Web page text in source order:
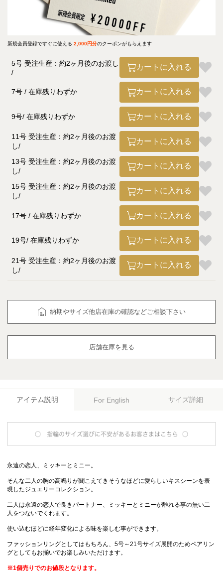
新規会員登録ですぐに使える 2,000円分のクーポンがもらえます
5号 受注生産：約2ヶ月後のお渡し カートに入れる
7号 在庫残りわずか カートに入れる
9号 在庫残りわずか カートに入れる
11号 受注生産：約2ヶ月後のお渡
し
カートに入れる
13号 受注生産：約2ヶ月後のお渡
し
カートに入れる
15号 受注生産：約2ヶ月後のお渡
し
カートに入れる
17号 在庫残りわずか カートに入れる
19号 在庫残りわずか カートに入れる
21号 受注生産：約2ヶ月後のお渡
し
カートに入れる
納期やサイズ他店在庫の確認などご相談下さい
店舗在庫を見る
アイテム説明 For English サイズ詳細
永遠の恋人、ミッキーとミニー。
そんな二人の胸の高鳴りが聞こえてきそうなほどに愛らしいキスシーンを表
現したジュエリーコレクション。
二人は永遠の恋人で良きパートナー、ミッキーとミニーが離れる事の無い二
人をつないでくれます。
使い込むほどに経年変化による味を楽しむ事ができます。
ファッションリングとしてはもちろん、5号～21号サイズ展開のためペアリン
グとしてもお揃いでお楽しみいただけます。
※1個売りでのお値段となります。